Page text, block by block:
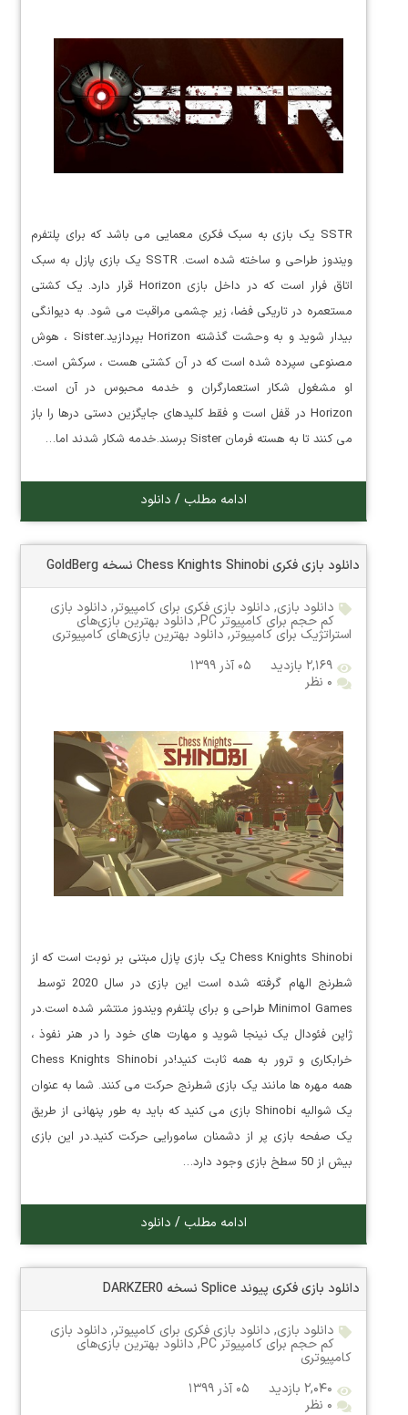
SSTR یک بازی به سبک فکری معمایی می باشد که برای پلتفرم
ویندوز طراحی و ساخته شده است. SSTR یک بازی پازل به سبک
اتاق فرار است که در داخل بازی Horizon قرار دارد. یک کشتی
مستعمره در تاریکی فضا، زیر چشمی مراقبت می شود. به دیوانگی
بیدار شوید و به وحشت گذشته Horizon بپردازید.Sister ، هوش
مصنوعی سپرده شده است که در آن کشتی هست ، سرکش است.
او مشغول شکار استعمارگران و خدمه محبوس در آن است.
Horizon در قفل است و فقط کلیدهای جایگزین دستی درها را باز
می کنند تا به هسته فرمان Sister برسند.خدمه شکار شدند اما…
ادامه مطلب / دانلود
دانلود بازی فکری Chess Knights Shinobi نسخه GoldBerg
دانلود بازی, دانلود بازی فکری برای کامپیوتر, دانلود بازی
کم حجم برای کامپیوتر PC ,دانلود بهترین بازی‌های
استراتژیک برای کامپیوتر, دانلود بهترین بازی‌های کامپیوتری
۲,۱۶۹ بازدید
۰۵ آذر ۱۳۹۹
۰ نظر
Chess Knights Shinobi یک بازی پازل مبتنی بر نوبت است که از
شطرنج الهام گرفته شده است این بازی در سال 2020 توسط
Minimol Games طراحی و برای پلتفرم ویندوز منتشر شده است.در
ژاپن فئودال یک نینجا شوید و مهارت های خود را در هنر نفوذ ،
خرابکاری و ترور به همه ثابت کنید!در Chess Knights Shinobi
همه مهره ها مانند یک بازی شطرنج حرکت می کنند. شما به عنوان
یک شوالیه Shinobi بازی می کنید که باید به طور پنهانی از طریق
یک صفحه بازی پر از دشمنان سامورایی حرکت کنید.در این بازی
بیش از 50 سطخ بازی وجود دارد…
ادامه مطلب / دانلود
دانلود بازی فکری پیوند Splice نسخه DARKZER0
دانلود بازی, دانلود بازی فکری برای کامپیوتر, دانلود بازی
کم حجم برای کامپیوتر PC , دانلود بهترین بازی‌های
کامپیوتری
۲,۰۴۰ بازدید
۰۵ آذر ۱۳۹۹
۰ نظر